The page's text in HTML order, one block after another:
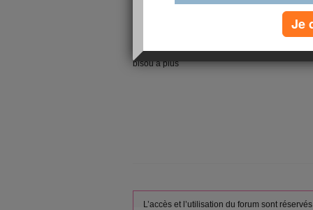
bon croisons les doigtr je vous dirais
bisou a plus
L’accès et l’utilisation du forum sont
Je